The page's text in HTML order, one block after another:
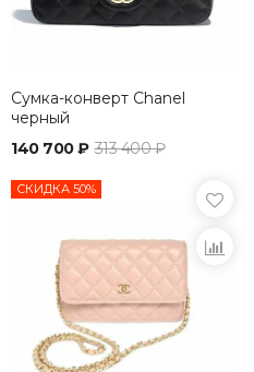
Сумка-конверт Chanel
черный
140 700 ₽ 313 400 ₽
СКИДКА 50%